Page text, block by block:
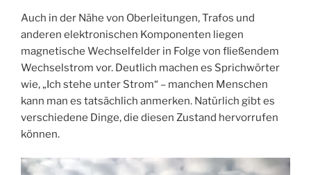
Auch in der Nähe von Oberleitungen, Trafos und
anderen elektronischen Komponenten liegen
magnetische Wechselfelder in Folge von fließendem
Wechselstrom vor. Deutlich machen es Sprichwörter
wie, „Ich stehe unter Strom“ – manchen Menschen
kann man es tatsächlich anmerken. Natürlich gibt es
verschiedene Dinge, die diesen Zustand hervorrufen
können.